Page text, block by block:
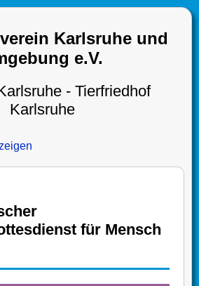
Karlsruhe und
e.V.
- Tierfriedhof
Karlsruhe
für Mensch